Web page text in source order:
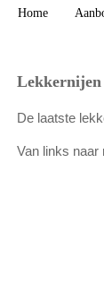
Home
Lekkernijen
De laatste
Van links naar